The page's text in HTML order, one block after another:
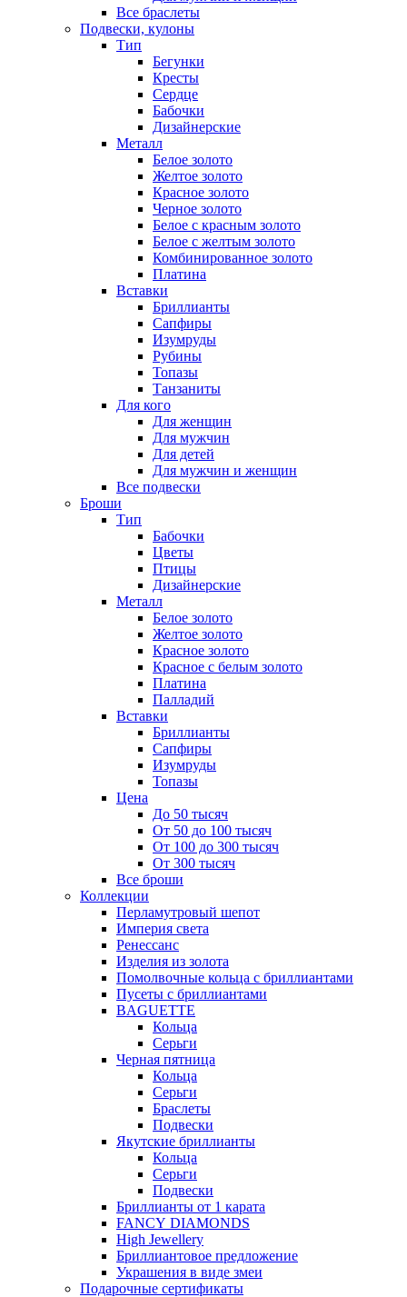
Все браслеты
Подвески, кулоны
Тип
Бегунки
Кресты
Сердце
Бабочки
Дизайнерские
Металл
Белое золото
Желтое золото
Красное золото
Черное золото
Белое с красным золото
Белое с желтым золото
Комбинированное золото
Платина
Вставки
Бриллианты
Сапфиры
Изумруды
Рубины
Топазы
Танзаниты
Для кого
Для женщин
Для мужчин
Для детей
Для мужчин и женщин
Все подвески
Броши
Тип
Бабочки
Цветы
Птицы
Дизайнерские
Металл
Белое золото
Желтое золото
Красное золото
Красное с белым золото
Платина
Палладий
Вставки
Бриллианты
Сапфиры
Изумруды
Топазы
Цена
До 50 тысяч
От 50 до 100 тысяч
От 100 до 300 тысяч
От 300 тысяч
Все броши
Коллекции
Перламутровый шепот
Империя света
Ренессанс
Изделия из золота
Помолвочные кольца с бриллиантами
Пусеты с бриллиантами
BAGUETTE
Кольца
Серьги
Черная пятница
Кольца
Серьги
Браслеты
Подвески
Якутские бриллианты
Кольца
Серьги
Подвески
Бриллианты от 1 карата
FANCY DIAMONDS
High Jewellery
Бриллиантовое предложение
Украшения в виде змеи
Подарочные сертификаты